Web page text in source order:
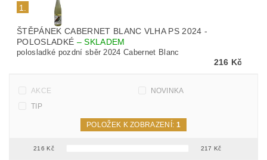
1.
ŠTĚPÁNEK CABERNET BLANC VLHA PS 2024 -
POLOSLADKÉ –SKLADEM
polosladké pozdní sběr 2024 Cabernet Blanc
216 Kč
AKCE
NOVINKA
TIP
216 Kč 217 Kč
POLOŽEK K ZOBRAZENÍ: 1